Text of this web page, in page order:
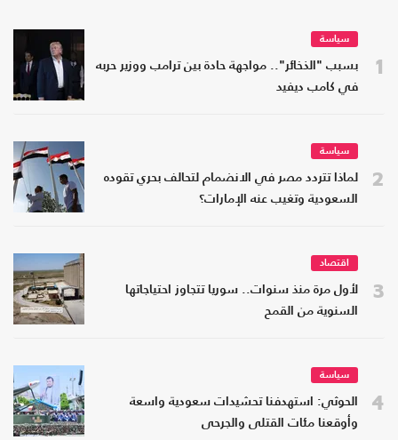
1
سياسة
بسبب "الذخائر".. مواجهة حادة بين ترامب ووزير حربه
في كامب ديفيد
2
سياسة
لماذا تتردد مصر في الانضمام لتحالف بحري تقوده
السعودية وتغيب عنه الإمارات؟
3
اقتصاد
لأول مرة منذ سنوات.. سوريا تتجاوز احتياجاتها
السنوية من القمح
4
سياسة
الحوثي: استهدفنا تحشيدات سعودية واسعة
وأوقعنا مئات القتلى والجرحى